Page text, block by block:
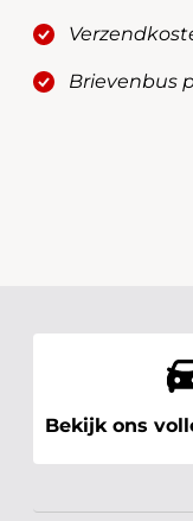
Brievenbus
Bekijk ons